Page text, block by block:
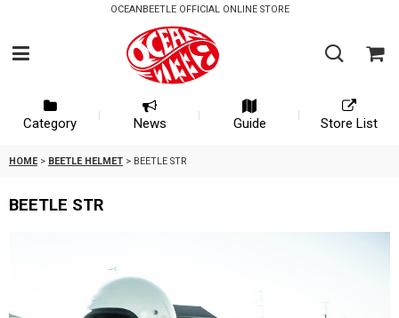
OCEANBEETLE OFFICIAL ONLINE STORE
Category News Guide Store List
HOME > BEETLE HELMET > BEETLE STR
BEETLE STR